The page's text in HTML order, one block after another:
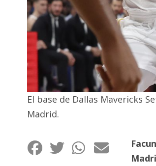
Fotos
Familia
Clasificados
Fúnebres
El base de Dallas Mavericks
Madrid.